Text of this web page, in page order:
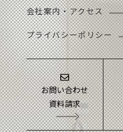
会社案内・アクセス
プライバシーポリシー
お問い合わせ
資料請求